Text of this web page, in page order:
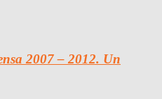
2007 – 2012. Un